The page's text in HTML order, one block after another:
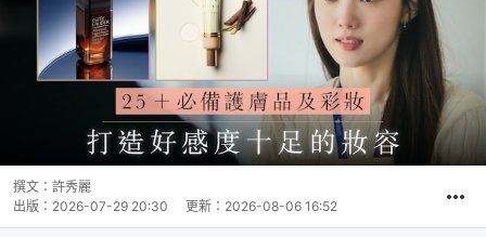
撰文： 許秀麗
出版： 2026-07-29 20:30 更新： 2026-08-06 16:52